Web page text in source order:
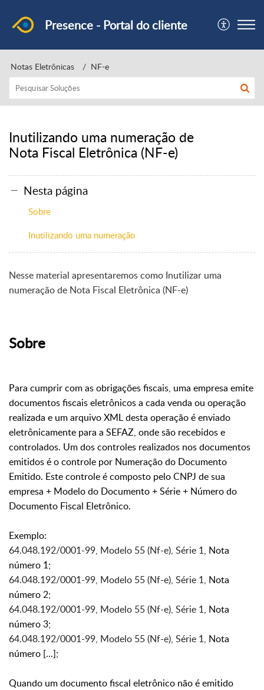
Presence - Portal do cliente
Notas Eletrônicas NF-e
Inutilizando uma numeração de
Nota Fiscal Eletrônica (NF-e)
Nesta página
Sobre
Inutilizando uma numeração
Nesse material apresentaremos como Inutilizar uma
numeração de Nota Fiscal Eletrônica (NF-e)
Sobre
Para cumprir com as obrigações fiscais, uma empresa emite
documentos fiscais eletrônicos a cada venda ou operação
realizada e um arquivo XML desta operação é enviado
eletrônicamente para a SEFAZ, onde são recebidos e
controlados. Um dos controles realizados nos documentos
emitidos é o controle por Numeração do Documento
Emitido. Este controle é composto pelo CNPJ de sua
empresa + Modelo do Documento + Série + Número do
Documento Fiscal Eletrônico.
Exemplo:
64.048.192/0001-99, Modelo 55 (Nf-e), Série 1, Nota
número 1;
64.048.192/0001-99, Modelo 55 (Nf-e), Série 1, Nota
número 2;
64.048.192/0001-99, Modelo 55 (Nf-e), Série 1, Nota
número 3;
64.048.192/0001-99, Modelo 55 (Nf-e), Série 1, Nota
número [...];
Quando um documento fiscal eletrônico não é emitido